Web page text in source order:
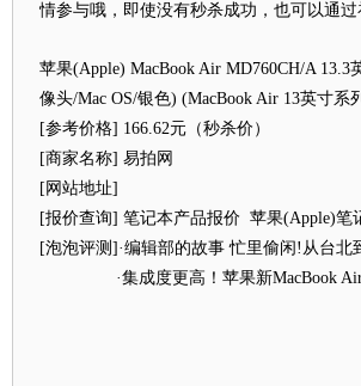
情参与哦，即使没有秒杀成功，也可以通
苹果(Apple) MacBook Air MD760CH/A
像头/Mac OS/银色) (MacBook Air 13英寸系
[参考价格] 166.62元（秒杀价）
[商家名称] 易拍网
[网站地址]
[报价查询] 笔记本产品报价 苹果(Apple)笔
[泡泡评测]·编辑部的故事 忙里偷闲!从台北
·集成度更高！苹果新MacBook Air